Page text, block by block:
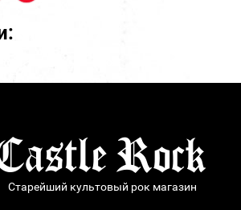
Старейший культовый рок магазин